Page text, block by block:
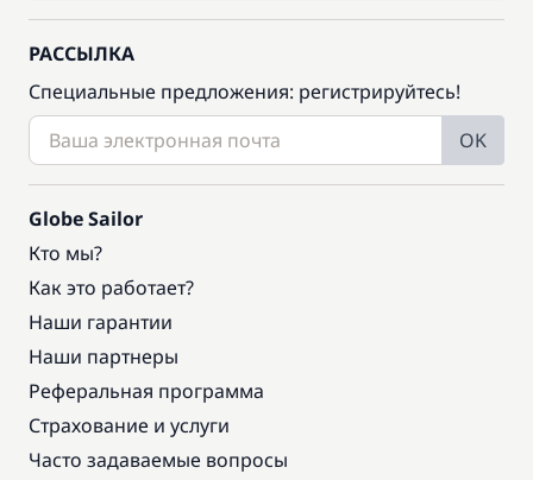
РАССЫЛКА
Специальные предложения: регистрируйтесь!
OK
Globe Sailor
Кто мы?
Как это работает?
Наши гарантии
Наши партнеры
Реферальная программа
Страхование и услуги
Часто задаваемые вопросы